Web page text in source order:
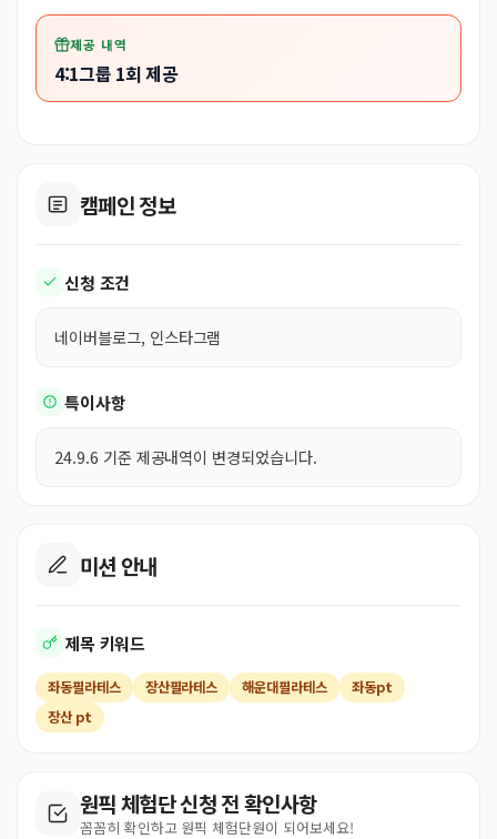
제공 내역
4:1그룹 1회 제공
캠페인 정보
신청 조건
네이버블로그, 인스타그램
특이사항
24.9.6 기준 제공내역이 변경되었습니다.
미션 안내
제목 키워드
좌동필라테스 장산필라테스 해운대필라테스
좌동pt
장산 pt
원픽 체험단 신청 전 확인사항
꼼꼼히 확인하고 원픽 체험단원이 되어보세요!